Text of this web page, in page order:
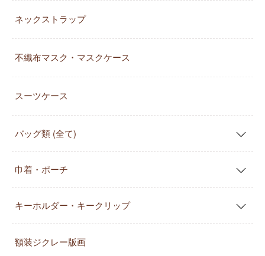
ネックストラップ
不織布マスク・マスクケース
スーツケース
バッグ類 (全て)
巾着・ポーチ
キーホルダー・キークリップ
額装ジクレー版画